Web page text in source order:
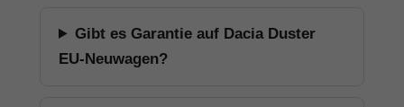
Gibt es Garantie auf Dacia Duster
EU-Neuwagen?